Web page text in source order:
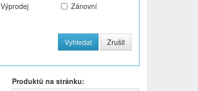
Výprodej Zánovní
Produktů na stránku: